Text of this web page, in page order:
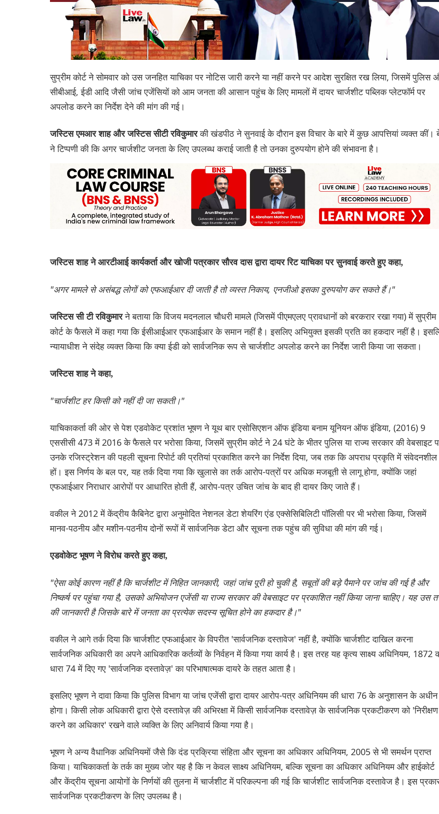
सुप्रीम कोर्ट ने सोमवार को उस जनहित याचिका पर नोटिस जारी करने या नहीं करने पर आदेश सुरक्षित रख लिया, जिसमें पुलिस
सीबीआई, ईडी आदि जैसी जांच एजेंसियों को आम जनता की आसान पहुंच के लिए मामलों में दायर चार्जशीट पब्लिक प्लेटफॉर्म पर
अपलोड करने का निर्देश देने की मांग की गई।
जस्टिस एमआर शाह और जस्टिस सीटी रविकुमारकी खंडपीठ ने सुनवाई के दौरान इस विचार के बारे में कुछ आपत्तियां व्यक्त कीं।
ने टिप्पणी की कि अगर चार्जशीट जनता के लिए उपलब्ध कराई जाती है तो उनका दुरुपयोग होने की संभावना है।
जस्टिस शाह ने आरटीआई कार्यकर्ता और खोजी पत्रकार सौरव दास द्वारा दायर रिट याचिका पर सुनवाई करते हुए कहा,
"अगर मामले से असंबद्ध लोगों को एफआईआर दी जाती है तो व्यस्त निकाय, एनजीओ इसका दुरुपयोग कर सकते हैं।"
जस्टिस सी टी रविकुमारने बताया कि विजय मदनलाल चौधरी मामले (जिसमें पीएमएलए प्रावधानों को बरकरार रखा गया) में सुप्रीम
कोर्ट के फैसले में कहा गया कि ईसीआईआर एफआईआर के समान नहीं है। इसलिए अभियुक्त इसकी प्रति का हकदार नहीं है।
न्यायाधीश ने संदेह व्यक्त किया कि क्या ईडी को सार्वजनिक रूप से चार्जशीट अपलोड करने का निर्देश जारी किया जा सकता।
जस्टिस शाह ने कहा,
"चार्जशीट हर किसी को नहीं दी जा सकती।"
याचिकाकर्ता की ओर से पेश एडवोकेट प्रशांत भूषण ने यूथ बार एसोसिएशन ऑफ इंडिया बनाम यूनियन ऑफ इंडिया, (2016) 9
एससीसी 473 में 2016 के फैसले पर भरोसा किया, जिसमें सुप्रीम कोर्ट ने 24 घंटे के भीतर पुलिस या राज्य सरकार की वेबसाइट
उनके रजिस्ट्रेशन की पहली सूचना रिपोर्ट की प्रतियां प्रकाशित करने का निर्देश दिया, जब तक कि अपराध प्रकृति में
हों। इस निर्णय के बल पर, यह तर्क दिया गया कि खुलासे का तर्क आरोप-पत्रों पर अधिक मजबूती से लागू होगा, क्योंकि जहां
एफआईआर निराधार आरोपों पर आधारित होती हैं, आरोप-पत्र उचित जांच के बाद ही दायर किए जाते हैं।
वकील ने 2012 में केंद्रीय कैबिनेट द्वारा अनुमोदित नेशनल डेटा शेयरिंग एंड एक्सेसिबिलिटी पॉलिसी पर भी भरोसा किया, जिसमें
मानव-पठनीय और मशीन-पठनीय दोनों रूपों में सार्वजनिक डेटा और सूचना तक पहुंच की सुविधा की मांग की गई।
एडवोकेट भूषण ने विरोध करते हुए कहा,
"ऐसा कोई कारण नहीं है कि चार्जशीट में निहित जानकारी, जहां जांच पूरी हो चुकी है, सबूतों की बड़े पैमाने पर जांच की गई है और
निष्कर्ष पर पहुंचा गया है, उसको अभियोजन एजेंसी या राज्य सरकार की वेबसाइट पर प्रकाशित नहीं किया जाना चाहिए। यह उस
की जानकारी है जिसके बारे में जनता का प्रत्येक सदस्य सूचित होने का हकदार है।"
वकील ने आगे तर्क दिया कि चार्जशीट एफआईआर के विपरीत 'सार्वजनिक दस्तावेज' नहीं है, क्योंकि चार्जशीट दाखिल करना
सार्वजनिक अधिकारी का अपने आधिकारिक कर्तव्यों के निर्वहन में किया गया कार्य है। इस तरह यह कृत्य साक्ष्य अधिनियम, 1872
धारा 74 में दिए गए 'सार्वजनिक दस्तावेज़' का परिभाषात्मक दायरे के तहत आता है।
इसलिए भूषण ने दावा किया कि पुलिस विभाग या जांच एजेंसी द्वारा दायर आरोप-पत्र अधिनियम की धारा 76 के अनुशासन के अधीन
होगा। किसी लोक अधिकारी द्वारा ऐसे दस्तावेज़ की अभिरक्षा में किसी सार्वजनिक दस्तावेज़ के सार्वजनिक प्रकटीकरण को 'निरीक्षण
करने का अधिकार' रखने वाले व्यक्ति के लिए अनिवार्य किया गया है।
भूषण ने अन्य वैधानिक अधिनियमों जैसे कि दंड प्रक्रिया संहिता और सूचना का अधिकार अधिनियम, 2005 से भी समर्थन प्राप्त
किया। याचिकाकर्ता के तर्क का मुख्य जोर यह है कि न केवल साक्ष्य अधिनियम, बल्कि सूचना का अधिकार अधिनियम और हाईकोर्ट
और केंद्रीय सूचना आयोगों के निर्णयों की तुलना में चार्जशीट में परिकल्पना की गई कि चार्जशीट सार्वजनिक दस्तावेज है। इस
सार्वजनिक प्रकटीकरण के लिए उपलब्ध है।